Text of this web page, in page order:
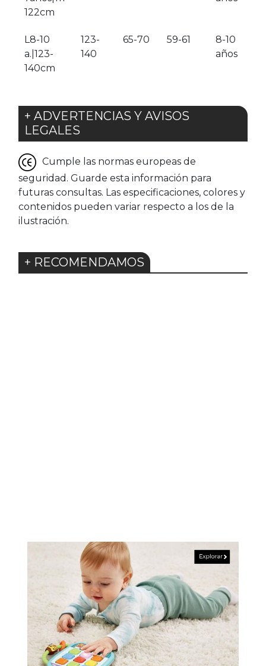
122cm
L8-10
a.|123-
140cm
123-
140
65-70 59-61
8-10
años
+ ADVERTENCIAS Y AVISOS
LEGALES
Cumple las normas europeas de
seguridad. Guarde esta información para
futuras consultas. Las especificaciones, colores y
contenidos pueden variar respecto a los de la
ilustración.
+ RECOMENDAMOS